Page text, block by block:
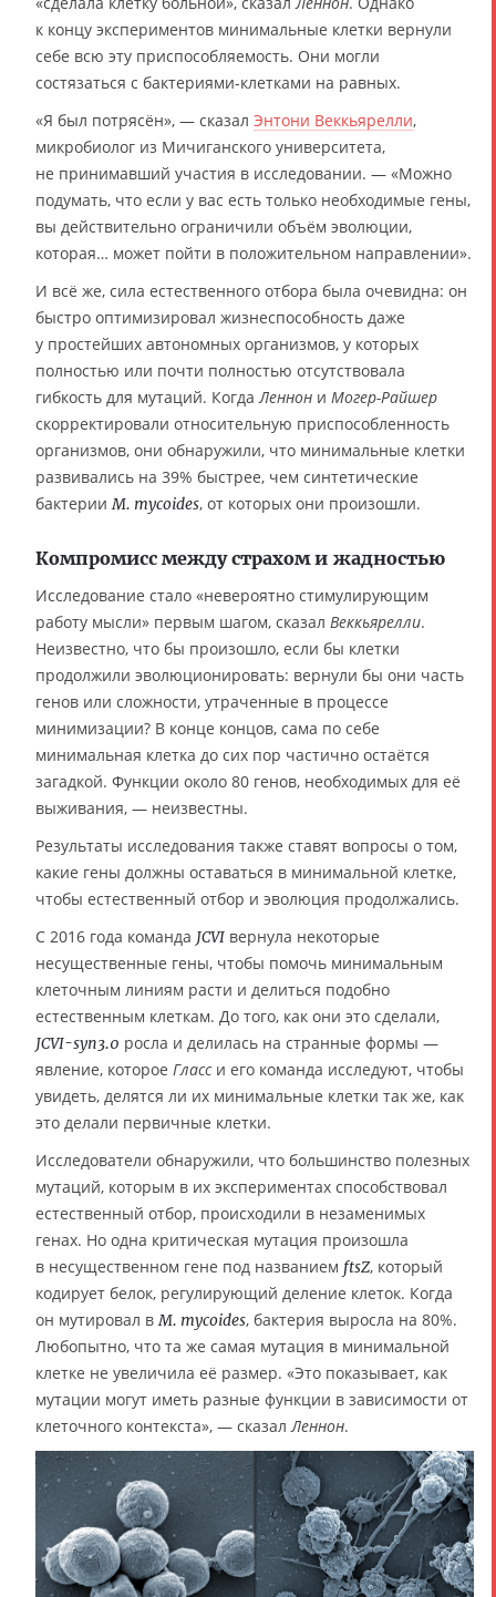
к концу экспериментов минимальные клетки вернули
себе всю эту приспособляемость. Они могли
состязаться с бактериями-клетками на равных.
«Я был потрясён», — сказал Энтони Веккьярелли,
микробиолог из Мичиганского университета,
не принимавший участия в исследовании. — «Можно
подумать, что если у вас есть только необходимые гены,
вы действительно ограничили объём эволюции,
которая… может пойти в положительном направлении».
И всё же, сила естественного отбора была очевидна: он
быстро оптимизировал жизнеспособность даже
у простейших автономных организмов, у которых
полностью или почти полностью отсутствовала
гибкость для мутаций. Когда Леннон и Могер-Райшер
скорректировали относительную приспособленность
организмов, они обнаружили, что минимальные клетки
развивались на 39% быстрее, чем синтетические
бактерии M. mycoides, от которых они произошли.
Компромисс между страхом и жадностью
Исследование стало «невероятно стимулирующим
работу мысли» первым шагом, сказал Веккьярелли.
Неизвестно, что бы произошло, если бы клетки
продолжили эволюционировать: вернули бы они часть
генов или сложности, утраченные в процессе
минимизации? В конце концов, сама по себе
минимальная клетка до сих пор частично остаётся
загадкой. Функции около 80 генов, необходимых для её
выживания, — неизвестны.
Результаты исследования также ставят вопросы о том,
какие гены должны оставаться в минимальной клетке,
чтобы естественный отбор и эволюция продолжались.
С 2016 года команда JCVI вернула некоторые
несущественные гены, чтобы помочь минимальным
клеточным линиям расти и делиться подобно
естественным клеткам. До того, как они это сделали,
JCVI-syn3.0 росла и делилась на странные формы —
явление, которое Гласси его команда исследуют, чтобы
увидеть, делятся ли их минимальные клетки так же, как
это делали первичные клетки.
Исследователи обнаружили, что большинство полезных
мутаций, которым в их экспериментах способствовал
естественный отбор, происходили в незаменимых
генах. Но одна критическая мутация произошла
в несущественном гене под названием ftsZ, который
кодирует белок, регулирующий деление клеток. Когда
он мутировал в M. mycoides, бактерия выросла на 80%.
Любопытно, что та же самая мутация в минимальной
клетке не увеличила её размер. «Это показывает, как
мутации могут иметь разные функции в зависимости от
клеточного контекста», — сказал Леннон.